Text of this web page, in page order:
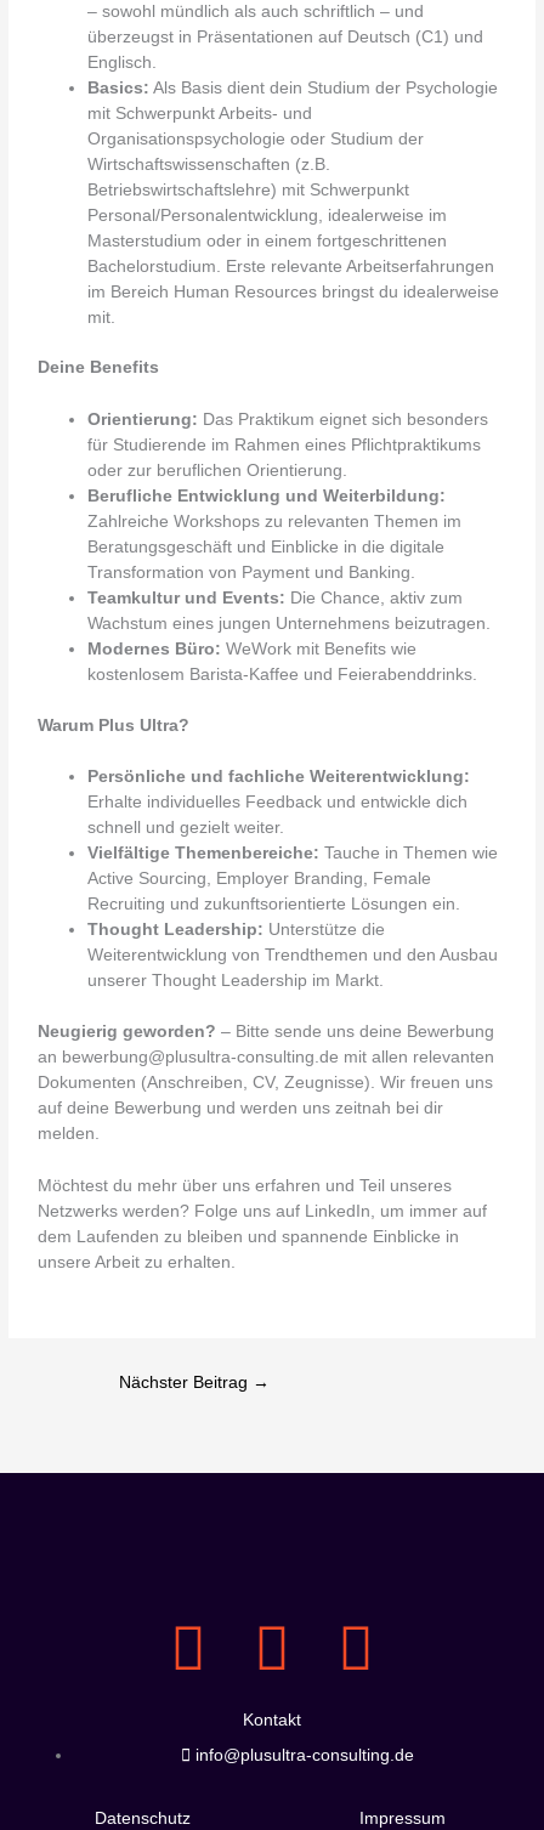
– sowohl mündlich als auch schriftlich – und
überzeugst in Präsentationen auf Deutsch (C1) und
Englisch.
Basics: Als Basis dient dein Studium der Psychologie
mit Schwerpunkt Arbeits- und
Organisationspsychologie oder Studium der
Wirtschaftswissenschaften (z.B.
Betriebswirtschaftslehre) mit Schwerpunkt
Personal/Personalentwicklung, idealerweise im
Masterstudium oder in einem fortgeschrittenen
Bachelorstudium. Erste relevante Arbeitserfahrungen
im Bereich Human Resources bringst du idealerweise
mit.
Deine Benefits
Orientierung: Das Praktikum eignet sich besonders
für Studierende im Rahmen eines Pflichtpraktikums
oder zur beruflichen Orientierung.
Berufliche Entwicklung und Weiterbildung:
Zahlreiche Workshops zu relevanten Themen im
Beratungsgeschäft und Einblicke in die digitale
Transformation von Payment und Banking.
Teamkultur und Events: Die Chance, aktiv zum
Wachstum eines jungen Unternehmens beizutragen.
Modernes Büro:WeWork mit Benefits wie
kostenlosem Barista-Kaffee und Feierabenddrinks.
Warum Plus Ultra?
Persönliche und fachliche Weiterentwicklung:
Erhalte individuelles Feedback und entwickle dich
schnell und gezielt weiter.
Vielfältige Themenbereiche:Tauche in Themen wie
Active Sourcing, Employer Branding, Female
Recruiting und zukunftsorientierte Lösungen ein.
Thought Leadership: Unterstütze die
Weiterentwicklung von Trendthemen und den Ausbau
unserer Thought Leadership im Markt.
Neugierig geworden? – Bitte sende uns deine Bewerbung
an bewerbung@plusultra-consulting.de mit allen relevanten
Dokumenten (Anschreiben, CV, Zeugnisse). Wir freuen uns
auf deine Bewerbung und werden uns zeitnah bei dir
melden.
Möchtest du mehr über uns erfahren und Teil unseres
Netzwerks werden? Folge uns auf LinkedIn, um immer auf
dem Laufenden zu bleiben und spannende Einblicke in
unsere Arbeit zu erhalten.
Nächster Beitrag →
L
n
I
n
s
P
r
Kontakt
info@plusultra-consulting.de
Datenschutz Impressum